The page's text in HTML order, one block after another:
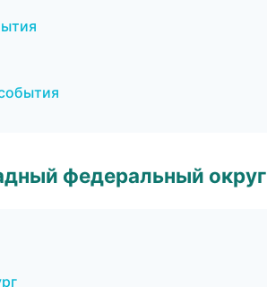
федеральный округ